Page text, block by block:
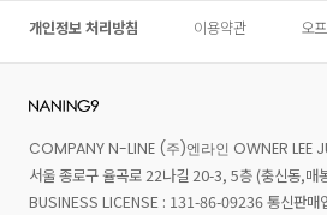
개인정보 처리방침 이용약관 오
COMPANY N-LINE (주)엔라인 OWNER LEE
서울 종로구 율곡로 22나길 20-3, 5층 (충신동,매
BUSINESS LICENSE : 131-86-09236 통신판